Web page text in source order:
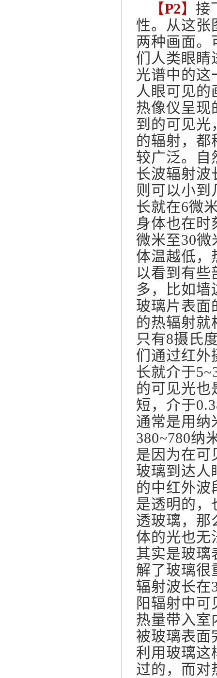
【P2】 接
性。从这张
两种画面。
们人类眼睛
光谱中的这
人眼可见
热像仪呈现
到的可见光
的辐射，都
较广泛。自
长波辐射波
则可以小到
长就在6微
身体也在时
微米至30
体温越低，
以看到有些
多，比如墙
玻璃片表面
的热辐射就
只有8摄氏
们通过红外
长就介于
的可见光也
短，介于
通常是用纳
380~780纳
是因为在可
玻璃到达人
的中红外波
是透明的，
透玻璃，那
体的光也无
其实是玻璃
解了玻璃很
辐射波长在
阳辐射中
热量带入室
被玻璃表面
利用玻璃这
过的，而对